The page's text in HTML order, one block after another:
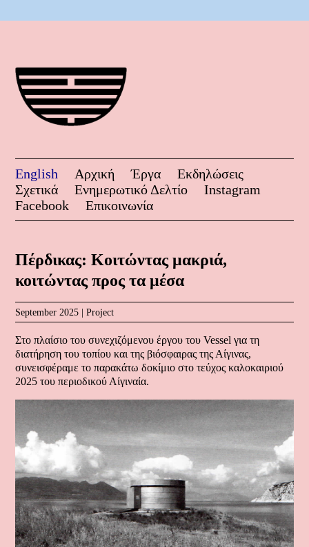
English Αρχική Έργα
Εκδηλώσεις
Σχετικά
Ενημερωτικό Δελτίο
Instagram
Facebook
Επικοινωνία
Πέρδικας: Κοιτώντας μακριά,
κοιτώντας προς τα μέσα
September 2025 |Project
Στο πλαίσιο του συνεχιζόμενου έργου του Vessel για τη
διατήρηση του τοπίου και της βιόσφαιρας της Αίγινας,
συνεισφέραμε το παρακάτω δοκίμιο στο τεύχος καλοκαιριού
2025 του περιοδικού Αίγιναία.